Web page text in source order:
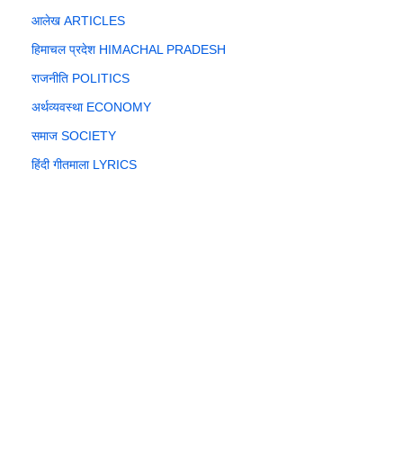
आलेख ARTICLES
हिमाचल प्रदेश HIMACHAL PRADESH
राजनीति POLITICS
अर्थव्यवस्था ECONOMY
समाज SOCIETY
हिंदी गीतमाला LYRICS